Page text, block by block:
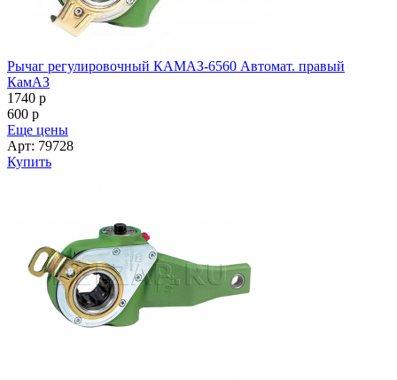
Рычаг регулировочный КАМАЗ-6560 Автомат. правый
КамАЗ
1740 p
600 p
Еще цены
Арт: 79728
Купить